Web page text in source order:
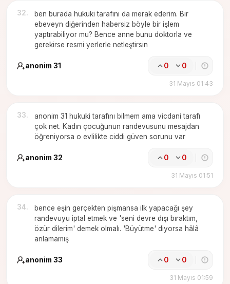
32.
ben burada hukuki tarafını da merak ederim. Bir
ebeveyn diğerinden habersiz böyle bir işlem
yaptırabiliyor mu? Bence anne bunu doktorla ve
gerekirse resmi yerlerle netleştirsin
anonim 31 0 0
31 Mayıs 01:43
33.
anonim 31 hukuki tarafını bilmem ama vicdani tarafı
çok net. Kadın çocuğunun randevusunu mesajdan
öğreniyorsa o evlilikte ciddi güven sorunu var
anonim 32 0 0
31 Mayıs 01:51
34.
bence eşin gerçekten pişmansa ilk yapacağı şey
randevuyu iptal etmek ve 'seni devre dışı bıraktım,
özür dilerim' demek olmalı. 'Büyütme' diyorsa hâlâ
anlamamış
anonim 33 0 0
31 Mayıs 01:59